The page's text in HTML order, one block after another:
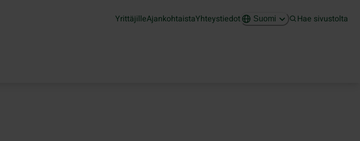
YrittäjilleAjankohtaistaYhteystiedot Suomi Hae sivustolta